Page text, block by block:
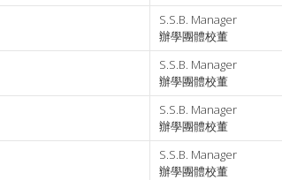
S.S.B. Manager
辦學團體校董
S.S.B. Manager
辦學團體校董
S.S.B. Manager
辦學團體校董
S.S.B. Manager
辦學團體校董